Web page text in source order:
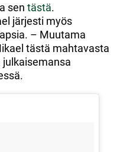
sen tästä.
järjesti myös
– Muutama
tästä mahtavasta